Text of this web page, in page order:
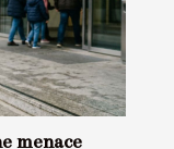
menace